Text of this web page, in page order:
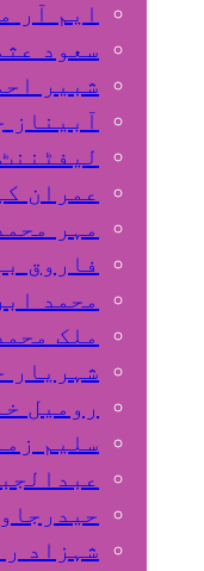
ایم آر
سعود
شبیر
آبیناز
عمران
مہر
فاروق
محمد
ملک
شہریار
رومیل
سلیم
شہزاد